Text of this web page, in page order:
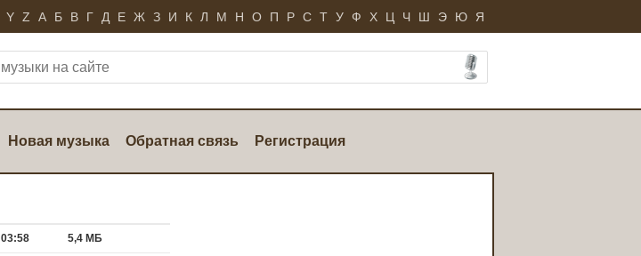
Y Z А Б В Г Д Е Ж З И К Л М Н О П Р С Т У Ф Х Ц Ч Ш Э Ю Я
Новая музыка Обратная связь Регистрация
03:58 5,4 МБ